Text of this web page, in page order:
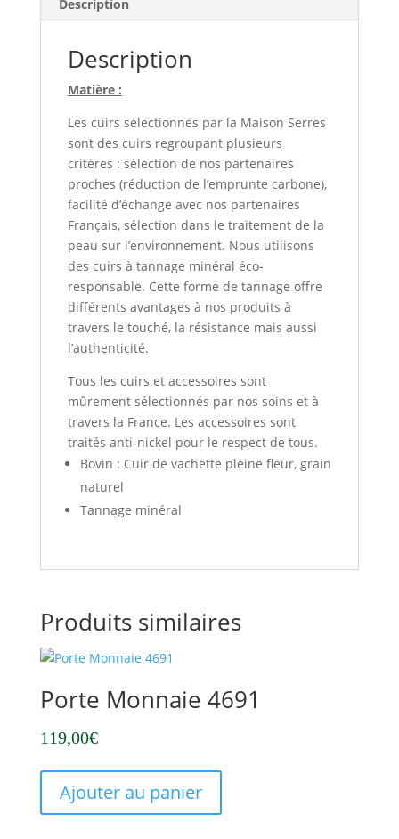
Description
Description
Matière :
Les cuirs sélectionnés par la Maison Serres
sont des cuirs regroupant plusieurs
critères : sélection de nos partenaires
proches (réduction de l’emprunte carbone),
facilité d’échange avec nos partenaires
Français, sélection dans le traitement de la
peau sur l’environnement. Nous utilisons
des cuirs à tannage minéral éco-
responsable. Cette forme de tannage offre
différents avantages à nos produits à
travers le touché, la résistance mais aussi
l’authenticité.
Tous les cuirs et accessoires sont
mûrement sélectionnés par nos soins et à
travers la France. Les accessoires sont
traités anti-nickel pour le respect de tous.
Bovin : Cuir de vachette pleine fleur, grain
naturel
Tannage minéral
Produits similaires
Porte Monnaie 4691
119,00€
Ajouter au panier